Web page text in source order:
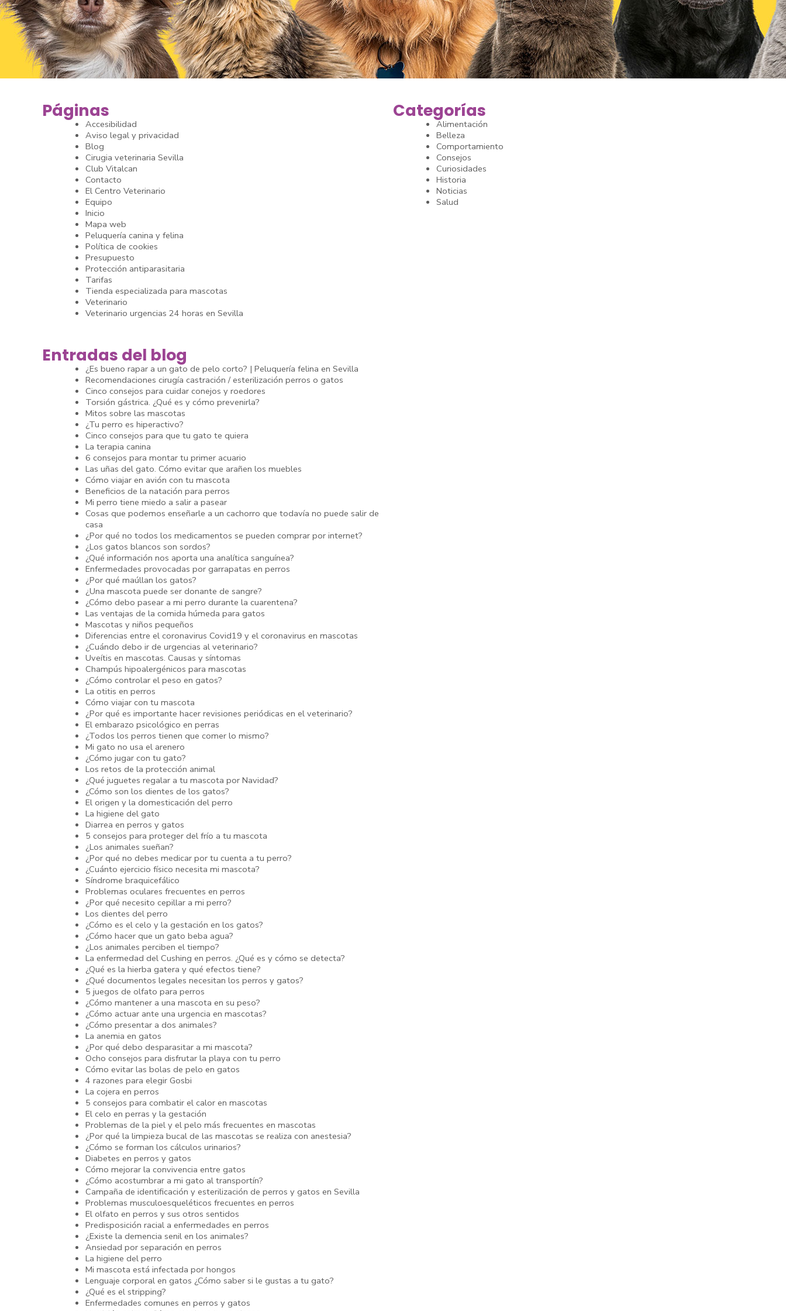
Páginas
Accesibilidad
Aviso legal y privacidad
Blog
Cirugia veterinaria Sevilla
Club Vitalcan
Contacto
El Centro Veterinario
Equipo
Inicio
Mapa web
Peluquería canina y felina
Política de cookies
Presupuesto
Protección antiparasitaria
Tarifas
Tienda especializada para mascotas
Veterinario
Veterinario urgencias 24 horas en Sevilla
Categorías
Alimentación
Belleza
Comportamiento
Consejos
Curiosidades
Historia
Noticias
Salud
Entradas del blog
¿Es bueno rapar a un gato de pelo corto? | Peluquería felina en Sevilla
Recomendaciones cirugía castración / esterilización perros o gatos
Cinco consejos para cuidar conejos y roedores
Torsión gástrica. ¿Qué es y cómo prevenirla?
Mitos sobre las mascotas
¿Tu perro es hiperactivo?
Cinco consejos para que tu gato te quiera
La terapia canina
6 consejos para montar tu primer acuario
Las uñas del gato. Cómo evitar que arañen los muebles
Cómo viajar en avión con tu mascota
Beneficios de la natación para perros
Mi perro tiene miedo a salir a pasear
Cosas que podemos enseñarle a un cachorro que todavía no puede salir de
casa
¿Por qué no todos los medicamentos se pueden comprar por internet?
¿Los gatos blancos son sordos?
¿Qué información nos aporta una analítica sanguínea?
Enfermedades provocadas por garrapatas en perros
¿Por qué maúllan los gatos?
¿Una mascota puede ser donante de sangre?
¿Cómo debo pasear a mi perro durante la cuarentena?
Las ventajas de la comida húmeda para gatos
Mascotas y niños pequeños
Diferencias entre el coronavirus Covid19 y el coronavirus en mascotas
¿Cuándo debo ir de urgencias al veterinario?
Uveítis en mascotas. Causas y síntomas
Champús hipoalergénicos para mascotas
¿Cómo controlar el peso en gatos?
La otitis en perros
Cómo viajar con tu mascota
¿Por qué es importante hacer revisiones periódicas en el veterinario?
El embarazo psicológico en perras
¿Todos los perros tienen que comer lo mismo?
Mi gato no usa el arenero
¿Cómo jugar con tu gato?
Los retos de la protección animal
¿Qué juguetes regalar a tu mascota por Navidad?
¿Cómo son los dientes de los gatos?
El origen y la domesticación del perro
La higiene del gato
Diarrea en perros y gatos
5 consejos para proteger del frío a tu mascota
¿Los animales sueñan?
¿Por qué no debes medicar por tu cuenta a tu perro?
¿Cuánto ejercicio físico necesita mi mascota?
Síndrome braquicefálico
Problemas oculares frecuentes en perros
¿Por qué necesito cepillar a mi perro?
Los dientes del perro
¿Cómo es el celo y la gestación en los gatos?
¿Cómo hacer que un gato beba agua?
¿Los animales perciben el tiempo?
La enfermedad del Cushing en perros. ¿Qué es y cómo se detecta?
¿Qué es la hierba gatera y qué efectos tiene?
¿Qué documentos legales necesitan los perros y gatos?
5 juegos de olfato para perros
¿Cómo mantener a una mascota en su peso?
¿Cómo actuar ante una urgencia en mascotas?
¿Cómo presentar a dos animales?
La anemia en gatos
¿Por qué debo desparasitar a mi mascota?
Ocho consejos para disfrutar la playa con tu perro
Cómo evitar las bolas de pelo en gatos
4 razones para elegir Gosbi
La cojera en perros
5 consejos para combatir el calor en mascotas
El celo en perras y la gestación
Problemas de la piel y el pelo más frecuentes en mascotas
¿Por qué la limpieza bucal de las mascotas se realiza con anestesia?
¿Cómo se forman los cálculos urinarios?
Diabetes en perros y gatos
Cómo mejorar la convivencia entre gatos
¿Cómo acostumbrar a mi gato al transportín?
Campaña de identificación y esterilización de perros y gatos en Sevilla
Problemas musculoesqueléticos frecuentes en perros
El olfato en perros y sus otros sentidos
Predisposición racial a enfermedades en perros
¿Existe la demencia senil en los animales?
Ansiedad por separación en perros
La higiene del perro
Mi mascota está infectada por hongos
Lenguaje corporal en gatos ¿Cómo saber si le gustas a tu gato?
¿Qué es el stripping?
Enfermedades comunes en perros y gatos